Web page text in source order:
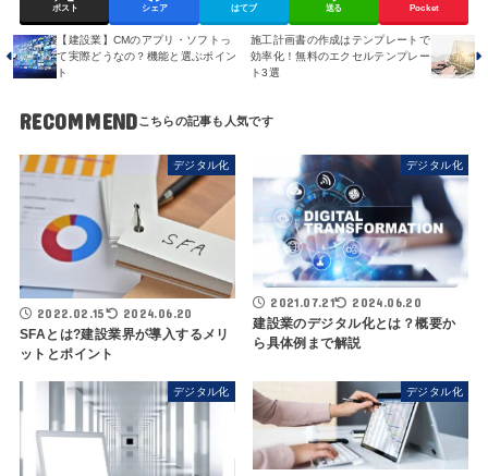
ポスト シェア はてブ 送る Pocket
【建設業】CMのアプリ・ソフトっ
て実際どうなの？機能と選ぶポイン
ト
施工計画書の作成はテンプレートで
効率化！無料のエクセルテンプレー
ト3選
RECOMMEND
デジタル化
2022.02.15 2024.06.20
SFAとは?建設業界が導入するメリ
ットとポイント
デジタル化
2021.07.21 2024.06.20
建設業のデジタル化とは？概要か
ら具体例まで解説
デジタル化 デジタル化